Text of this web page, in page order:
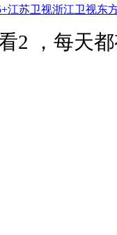
江苏卫视浙江卫视东
2 ，每天